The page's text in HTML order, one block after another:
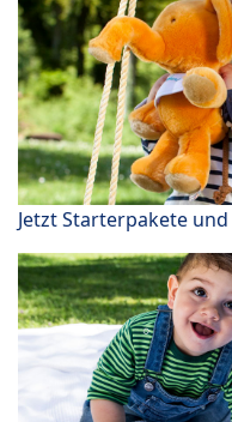
Jetzt Starterpakete